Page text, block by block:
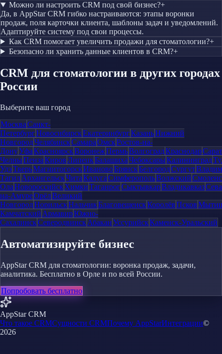
Можно ли настроить CRM под свой бизнес?+
Да, в AppStar CRM гибко настраиваются: этапы воронки
продаж, поля карточки клиента, шаблоны задач и уведомлений.
Адаптируйте систему под свои процессы.
Как CRM помогает увеличить продажи для стоматологии?+
Безопасно ли хранить данные клиентов в CRM?+
CRM для стоматологии в других городах
России
Выберите ваш город
МоскваСанкт-
ПетербургНовосибирскЕкатеринбургКазаньНижний
НовгородЧелябинскСамараОмскРостов-на-
ДонуУфаКрасноярскВоронежПермьВолгоградКраснодар
ЧелныПензаКировЛипецкБалашихаЧебоксарыКалининград
УдэТверьМагнитогорскИвановоБрянскБелгородСургут
ТагилАрхангельскЧитаКалугаСимферопольВолжский
ОлаНовороссийскХимкиТаганрогСыктывкарВладикавказ
на-АмуреОрёлВеликий
НовгородНорильскНальчикБлаговещенскКоролёвПсков
Камчатский АрмавирЮжно-
СахалинскСеверодвинскАбаканУссурийскКаменск-Уральский
Автоматизируйте бизнес
AppStar CRM для стоматологии: воронка продаж, задачи,
аналитика. Бесплатно в Орле и по всей России.
Попробовать бесплатно
AppStar CRM
Что такое CRMСущности CRMПочему AppStarИнтеграции©
2026